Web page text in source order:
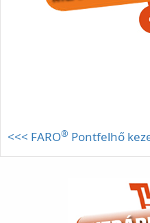
<<< FARO® Pontfelhő